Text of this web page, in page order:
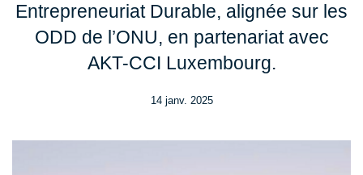
Entrepreneuriat Durable, alignée sur les
ODD de l’ONU, en partenariat avec
AKT-CCI Luxembourg.
14 janv. 2025